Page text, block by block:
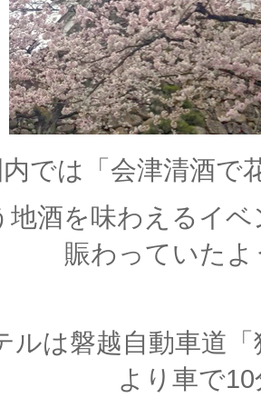
では「会津清酒で
地酒を味わえるイ
賑わっていた
ルは磐越自動車道
より車で